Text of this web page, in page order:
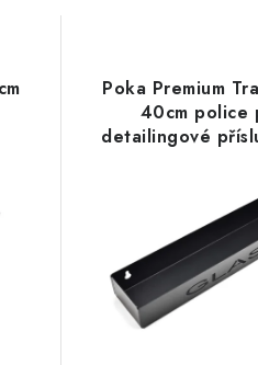
Poka Premium
40cm police
detailingové